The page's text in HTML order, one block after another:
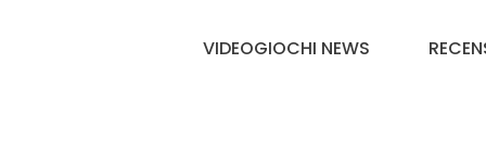
VIDEOGIOCHI NEWS